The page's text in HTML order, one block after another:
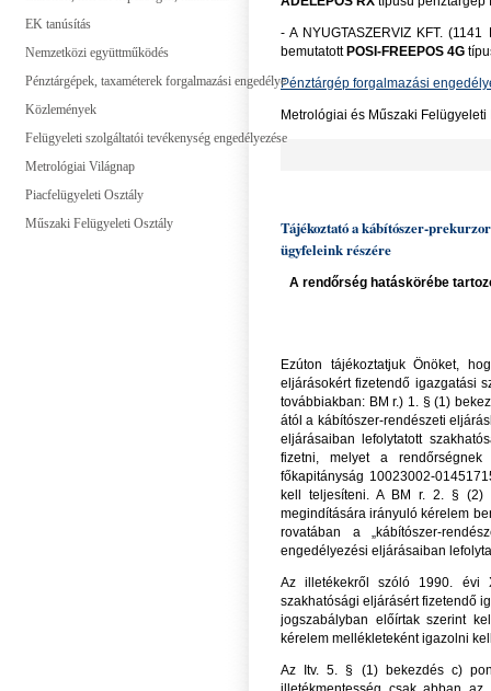
EK tanúsítás
Nemzetközi együttműködés
Pénztárgépek, taxaméterek forgalmazási engedélye
Közlemények
Felügyeleti szolgáltatói tevékenység engedélyezése
Metrológiai Világnap
Piacfelügyeleti Osztály
Műszaki Felügyeleti Osztály
- A NYUGTASZERVIZ KFT.
bemutatott POSI-FREEPOS 4G
Pénztárgép forgalmazási
Metrológiai és Műszaki Felügyeleti
Tájékoztató a kábítószer-
ügyfeleink részére
A rendőrség hatáskörébe
Ezúton tájékoztatjuk Önöket,
eljárásokért fizetendő igazgatási
továbbiakban: BM r.) 1. § (1)
ától a kábítószer-rendészeti
eljárásaiban lefolytatott
fizetni, melyet a rendőrségnek
főkapitányság 10023002-
kell teljesíteni. A BM r. 2. § (2)
megindítására irányuló kérelem
rovatában a „kábítószer-
engedélyezési eljárásaiban
Az illetékekről szóló 1990. évi
szakhatósági eljárásért fizetendő
jogszabályban előírtak szerint
kérelem mellékleteként igazolni
Az Itv. 5. § (1) bekezdés c)